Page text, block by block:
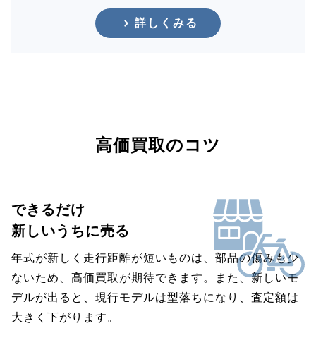
詳しくみる
高価買取のコツ
できるだけ
新しいうちに売る
年式が新しく走行距離が短いものは、部品の傷みも少
ないため、高価買取が期待できます。また、新しいモ
デルが出ると、現行モデルは型落ちになり、査定額は
大きく下がります。